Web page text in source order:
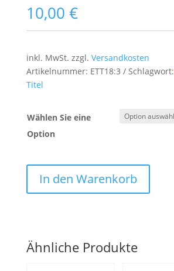
10,00 €
inkl. MwSt. zzgl. Versandkosten
Artikelnummer: ETT18:3 Schlagwort:
Titel
Wählen Sie eine
Option
In den Warenkorb
Ähnliche Produkte